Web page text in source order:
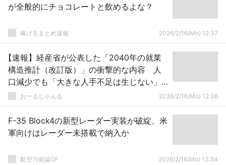
が全般的にチョコレートと飲めるよな？
稼げるまとめ速報 2026/2/16(Mo) 12:37
【速報】経産省が公表した「2040年の就業
構造推計（改訂版）」の衝撃的な内容 人
口減少でも「大きな人手不足は生じない」
と結論おーるじゃんる 2026/2/16(Mo) 12:36
F-35 Block4の新型レーダー実装が破綻、米
軍向けはレーダー未搭載で納入か
航空万能論GF 2026/2/16(Mo) 12:34